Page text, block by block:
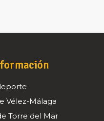
Vélez-Málaga
Torre del Mar